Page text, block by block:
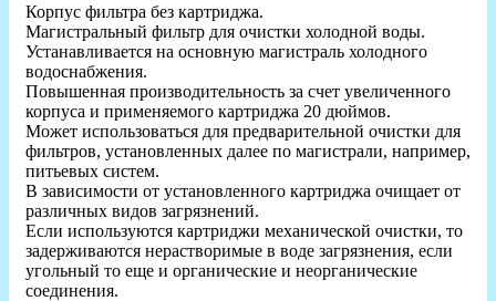
Корпус фильтра без картриджа.
Магистральный фильтр для очистки холодной воды.
Устанавливается на основную магистраль холодного
водоснабжения.
Повышенная производительность за счет увеличенного
корпуса и применяемого картриджа 20 дюймов.
Может использоваться для предварительной очистки для
фильтров, установленных далее по магистрали, например,
питьевых систем.
В зависимости от установленного картриджа очищает от
различных видов загрязнений.
Если используются картриджи механической очистки, то
задерживаются нерастворимые в воде загрязнения, если
угольный то еще и органические и неорганические
соединения.